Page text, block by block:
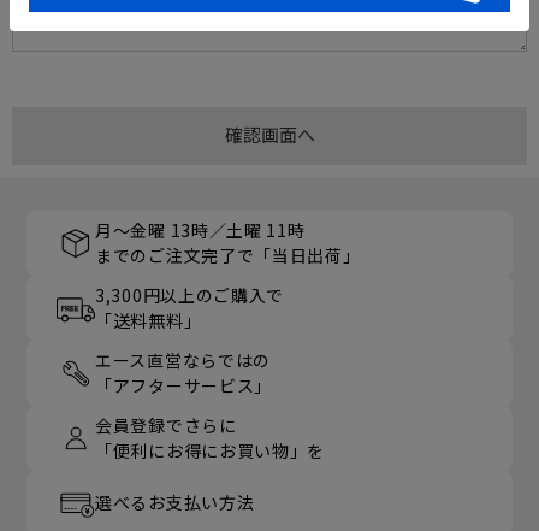
月～金曜 13時／土曜 11時
までのご注文完了で「当日出荷」
3,300円以上のご購入で
「送料無料」
エース直営ならではの
「アフターサービス」
会員登録でさらに
「便利にお得にお買い物」を
選べるお支払い方法